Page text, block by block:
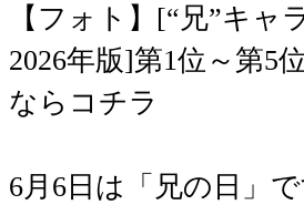
【フォト】[“兄”キャ
2026年版]第1位～第5
ならコチラ
6月6日は「兄の日」で